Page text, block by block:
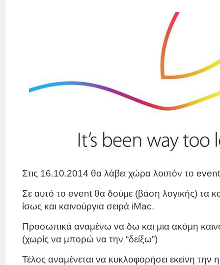
Στις 16.10.2014 θα λάβει χώρα λοιπόν το
Σε αυτό το event θα δούμε (βάση λογικής) τα
ίσως και καινούργια σειρά iMac.
Προσωπικά αναμένω να δω και μια ακόμη
(χωρίς να μπορώ να την “δείξω”)
Τέλος αναμένεται να κυκλοφορήσει εκείνη την